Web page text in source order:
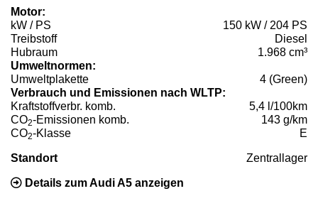
Motor:
kW / PS
150 kW / 204 PS
Treibstoff
Diesel
Hubraum
1.968 cm³
Umweltnormen:
Umweltplakette
4 (Green)
Verbrauch und Emissionen nach WLTP:
Kraftstoffverbr. komb.
5,4 l/100km
CO2-Emissionen komb.
143 g/km
CO2-Klasse E
Standort Zentrallager
Details zum Audi A5 anzeigen